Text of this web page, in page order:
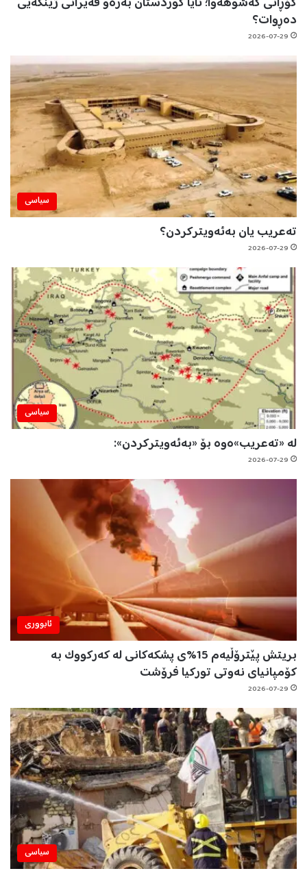
گۆڕانی کەشوهەوا؛ ئایا کوردستان بەرەو قەیرانی ژینگەیی
دەڕوات؟
2026-07-29
سیاسی
تەعریب یان بەئەویترکردن؟
2026-07-29
سیاسی
لە «تەعریب»ەوە بۆ «بەئەویترکردن»:
2026-07-29
ئابووری
بریتش پێترۆڵیەم 15%ی پشکەکانی لە کەرکووک بە
کۆمپانیای نەوتی تورکیا فرۆشت
2026-07-29
سیاسی